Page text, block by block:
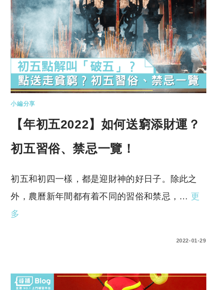
小編分享
【年初五2022】如何送窮添財運？
初五習俗、禁忌一覽！
初五和初四一樣，都是迎財神的好日子。除此之
外，農曆新年間都有着不同的習俗和禁忌，… 更
多
2022-01-29